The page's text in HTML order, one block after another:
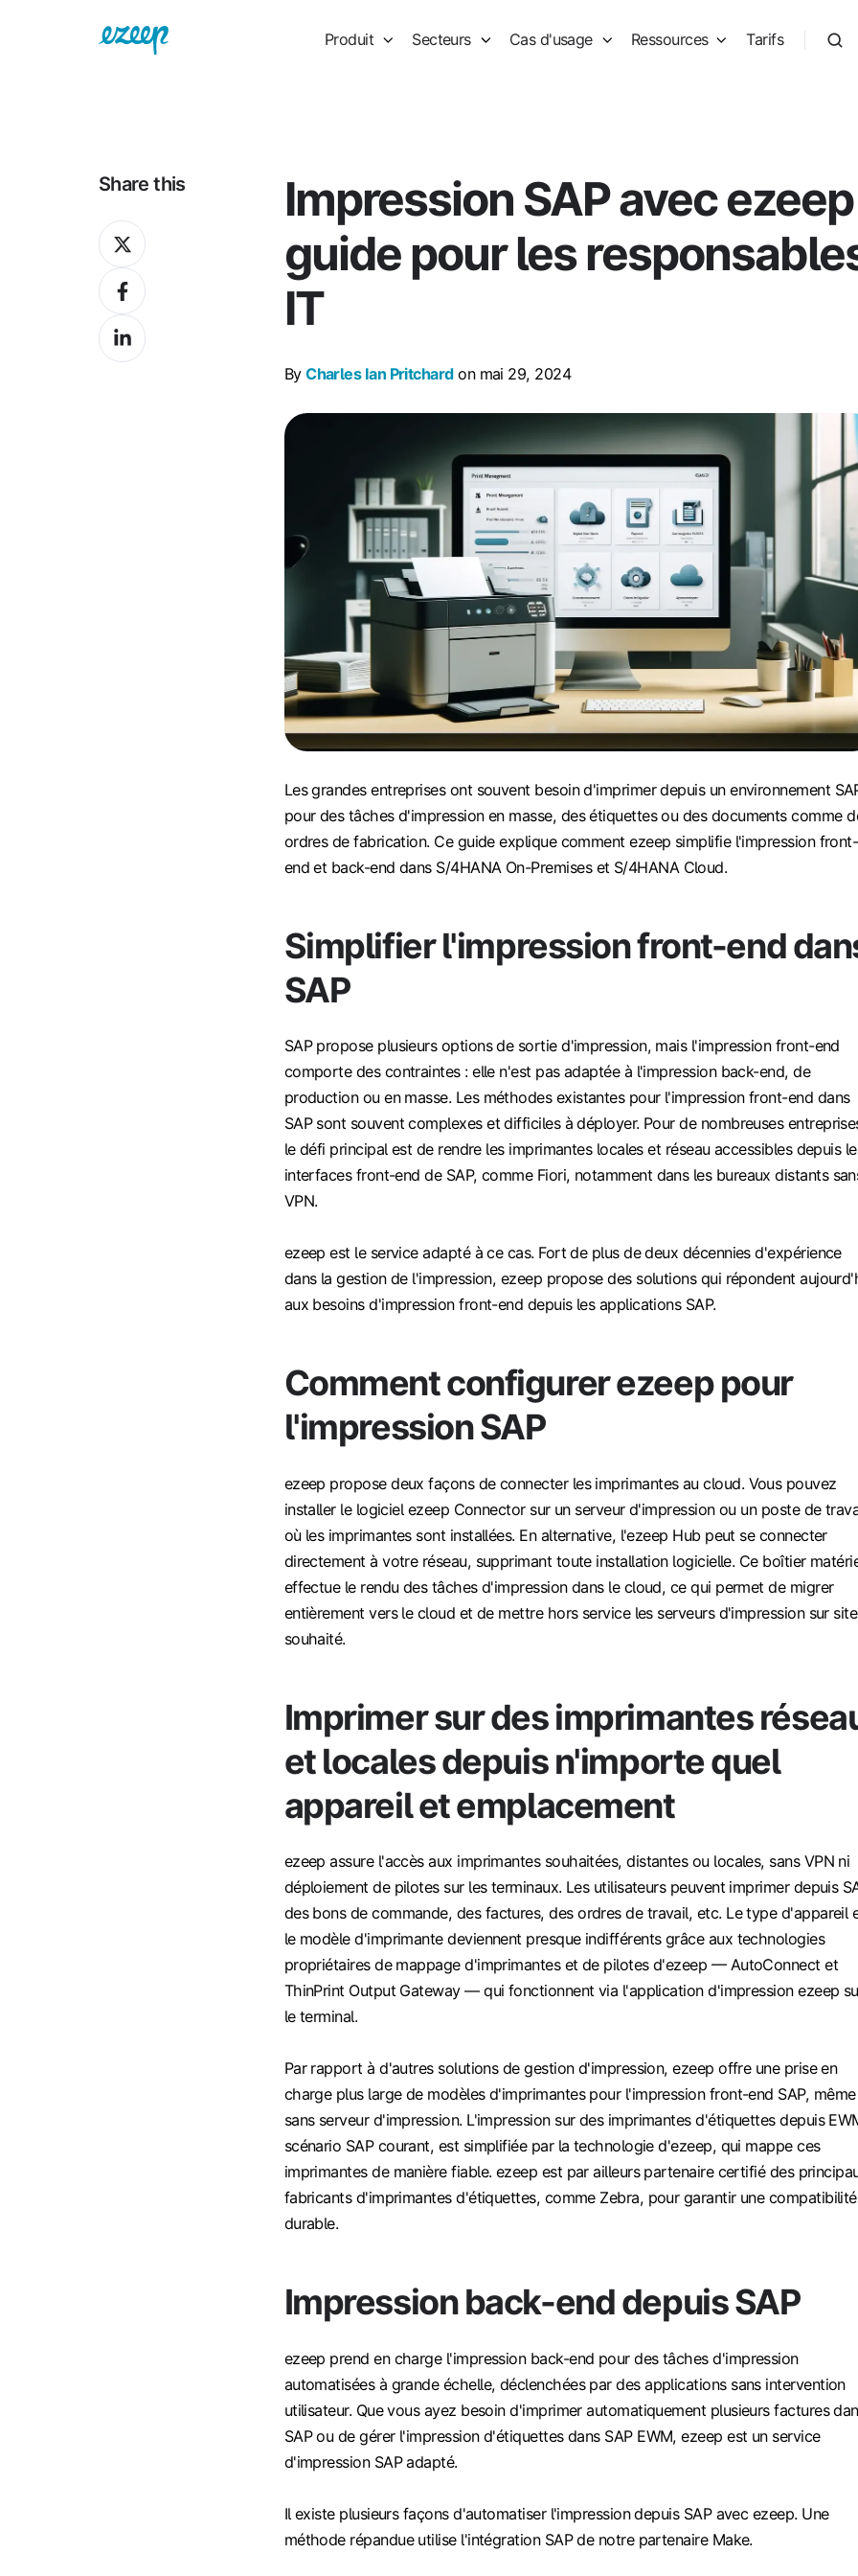
Produit Secteurs Cas d'usage Ressources Tarifs
Impression SAP avec
guide pour les
IT
ByCharles Ian Pritchardon mai 29, 2024
Les grandes entreprises ont souvent besoin d'imprimer depuis un environnement
pour des tâches d'impression en masse, des étiquettes ou des documents comme
ordres de fabrication. Ce guide explique comment ezeep simplifie l'impression front-
end et back-end dans S/4HANA On-Premises et S/4HANA Cloud.
Simplifier l'impression front-end
SAP
SAP propose plusieurs options de sortie d'impression, mais l'impression front-end
comporte des contraintes : elle n'est pas adaptée à l'impression back-end, de
production ou en masse. Les méthodes existantes pour l'impression front-end dans
SAP sont souvent complexes et difficiles à déployer. Pour de nombreuses
le défi principal est de rendre les imprimantes locales et réseau accessibles depuis
interfaces front-end de SAP, comme Fiori, notamment dans les bureaux distants
VPN.
ezeep est le service adapté à ce cas. Fort de plus de deux décennies d'expérience
dans la gestion de l'impression, ezeep propose des solutions qui répondent
aux besoins d'impression front-end depuis les applications SAP.
Comment configurer ezeep pour
l'impression SAP
ezeep propose deux façons de connecter les imprimantes au cloud. Vous pouvez
installer le logiciel ezeep Connector sur un serveur d'impression ou un poste de
où les imprimantes sont installées. En alternative, l'ezeep Hub peut se connecter
directement à votre réseau, supprimant toute installation logicielle. Ce boîtier
effectue le rendu des tâches d'impression dans le cloud, ce qui permet de migrer
entièrement vers le cloud et de mettre hors service les serveurs d'impression sur
souhaité.
Imprimer sur des imprimantes
et locales depuis n'importe quel
appareil et emplacement
ezeep assure l'accès aux imprimantes souhaitées, distantes ou locales, sans VPN ni
déploiement de pilotes sur les terminaux. Les utilisateurs peuvent imprimer depuis
des bons de commande, des factures, des ordres de travail, etc. Le type d'appareil
le modèle d'imprimante deviennent presque indifférents grâce aux technologies
propriétaires de mappage d'imprimantes et de pilotes d'ezeep — AutoConnect et
ThinPrint Output Gateway — qui fonctionnent via l'application d'impression ezeep
le terminal.
Par rapport à d'autres solutions de gestion d'impression, ezeep offre une prise en
charge plus large de modèles d'imprimantes pour l'impression front-end SAP, même
sans serveur d'impression. L'impression sur des imprimantes d'étiquettes depuis
scénario SAP courant, est simplifiée par la technologie d'ezeep, qui mappe ces
imprimantes de manière fiable. ezeep est par ailleurs partenaire certifié des
fabricants d'imprimantes d'étiquettes, comme Zebra, pour garantir une compatibilité
durable.
Impression back-end depuis SAP
ezeep prend en charge l'impression back-end pour des tâches d'impression
automatisées à grande échelle, déclenchées par des applications sans intervention
utilisateur. Que vous ayez besoin d'imprimer automatiquement plusieurs factures
SAP ou de gérer l'impression d'étiquettes dans SAP EWM, ezeep est un service
d'impression SAP adapté.
Il existe plusieurs façons d'automatiser l'impression depuis SAP avec ezeep. Une
méthode répandue utilise l'intégration SAP de notre partenaire Make.
Share this
Share
on
XShare
on
Facebook
Share
on